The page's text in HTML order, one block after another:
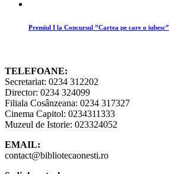
Premiul I la Concursul ”Cartea pe care o iubesc”
TELEFOANE:
Secretariat: 0234 312202
Director: 0234 324099
Filiala Cosânzeana: 0234 317327
Cinema Capitol: 0234311333
Muzeul de Istorie: 023324052
EMAIL:
contact@bibliotecaonesti.ro